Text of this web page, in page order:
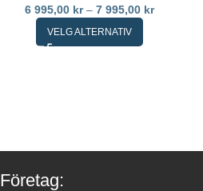
6 995,00 kr – 7 995,00 kr
VELG ALTERNATIV
Företag: